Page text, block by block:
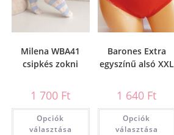
Milena WBA41
csipkés zokni
1 700 Ft
Opciók
választása
Barones Extra
egyszínű alsó XXL
1 640 Ft
Opciók
választása